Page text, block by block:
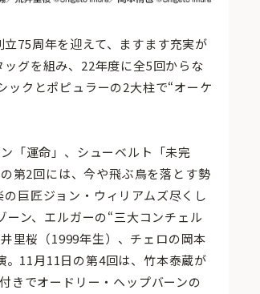
75周年を迎えて、ますます充実が
グを組み、22年度に全5回からな
ックとポピュラーの2大柱で“オーケ
「運命」、シューベルト「未完
第2回には、今や飛ぶ鳥を落とす勢
巨匠ジョン・ウィリアムズ尽くし
ン、エルガーの“三大コンチェル
里桜（1999年生）、チェロの岡本
11月11日の第4回は、竹本泰蔵が
きでオードリー・ヘップバーンの